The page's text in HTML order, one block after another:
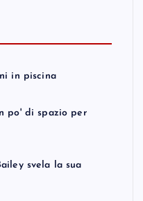
in piscina
po' di spazio per
svela la sua